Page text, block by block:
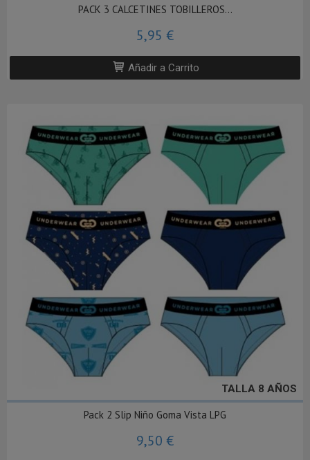
PACK 3 CALCETINES TOBILLEROS...
5,95 €
Añadir a Carrito
TALLA 8 AÑOS
Pack 2 Slip Niño Goma Vista LPG
9,50 €